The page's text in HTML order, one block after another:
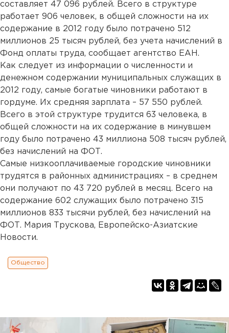
составляет 47 096 рублей. Всего в структуре
работает 906 человек, в общей сложности на их
содержание в 2012 году было потрачено 512
миллионов 25 тысяч рублей, без учета начислений в
Фонд оплаты труда, сообщает агентство ЕАН.
Как следует из информации о численности и
денежном содержании муниципальных служащих в
2012 году, самые богатые чиновники работают в
гордуме. Их средняя зарплата – 57 550 рублей.
Всего в этой структуре трудится 63 человека, в
общей сложности на их содержание в минувшем
году было потрачено 43 миллиона 508 тысяч рублей,
без начислений на ФОТ.
Самые низкооплачиваемые городские чиновники
трудятся в районных администрациях – в среднем
они получают по 43 720 рублей в месяц. Всего на
содержание 602 служащих было потрачено 315
миллионов 833 тысячи рублей, без начислений на
ФОТ. Мария Трускова, Европейско-Азиатские
Новости.
Общество